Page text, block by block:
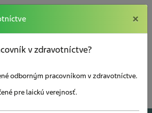
××
v zdravotníctve?
odborným pracovníkom v zdravotníctve.
pre laickú verejnosť.